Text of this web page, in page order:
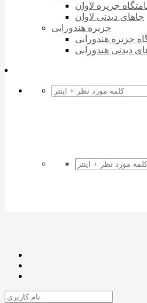
جزیره لاوان
جاهای دیدنی لاوان
جزیره هندورابی
جزیره هندورابی
دیدنی هندورابی